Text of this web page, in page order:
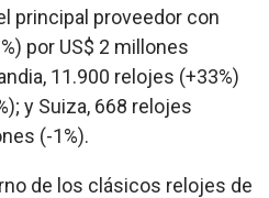
principal proveedor con
por US$ 2 millones
11.900 relojes (+33%)
y Suiza, 668 relojes
(-1%).
de los clásicos relojes de